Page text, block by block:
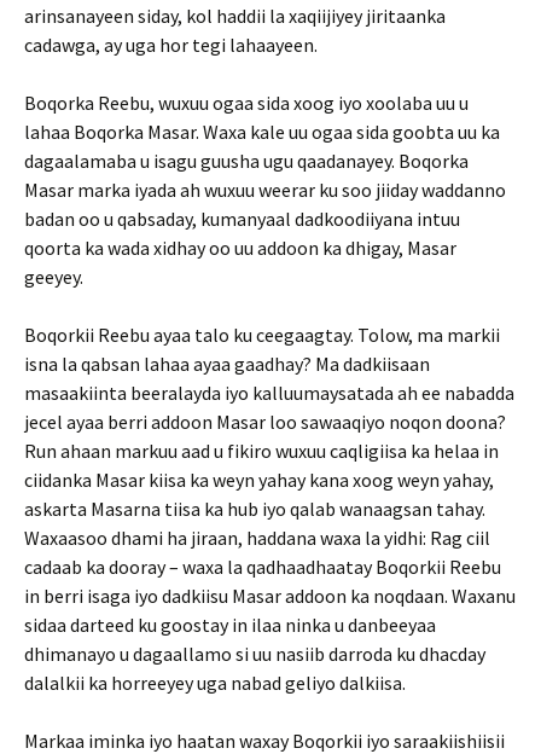
arinsanayeen siday, kol haddii la xaqiijiyey jiritaanka
cadawga, ay uga hor tegi lahaayeen.
Boqorka Reebu, wuxuu ogaa sida xoog iyo xoolaba uu u
lahaa Boqorka Masar. Waxa kale uu ogaa sida goobta uu ka
dagaalamaba u isagu guusha ugu qaadanayey. Boqorka
Masar marka iyada ah wuxuu weerar ku soo jiiday waddanno
badan oo u qabsaday, kumanyaal dadkoodiiyana intuu
qoorta ka wada xidhay oo uu addoon ka dhigay, Masar
geeyey.
Boqorkii Reebu ayaa talo ku ceegaagtay. Tolow, ma markii
isna la qabsan lahaa ayaa gaadhay? Ma dadkiisaan
masaakiinta beeralayda iyo kalluumaysatada ah ee nabadda
jecel ayaa berri addoon Masar loo sawaaqiyo noqon doona?
Run ahaan markuu aad u fikiro wuxuu caqligiisa ka helaa in
ciidanka Masar kiisa ka weyn yahay kana xoog weyn yahay,
askarta Masarna tiisa ka hub iyo qalab wanaagsan tahay.
Waxaasoo dhami ha jiraan, haddana waxa la yidhi: Rag ciil
cadaab ka dooray – waxa la qadhaadhaatay Boqorkii Reebu
in berri isaga iyo dadkiisu Masar addoon ka noqdaan. Waxanu
sidaa darteed ku goostay in ilaa ninka u danbeeyaa
dhimanayo u dagaallamo si uu nasiib darroda ku dhacday
dalalkii ka horreeyey uga nabad geliyo dalkiisa.
Markaa iminka iyo haatan waxay Boqorkii iyo saraakiishiisii